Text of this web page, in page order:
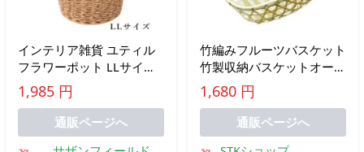
インテリア雑貨 ユティル
フラワーポット LLサイズ
ベージュ ナチュラル カゴ
バスケット
1,985 円
通販ページへ
竹編みフルーツバスケット
竹製収納バスケットオーガ
ナイザー 多目的食品収納
バスケット カフェデスク
用竹製サービングトレイ
1,680 円
通販ページへ